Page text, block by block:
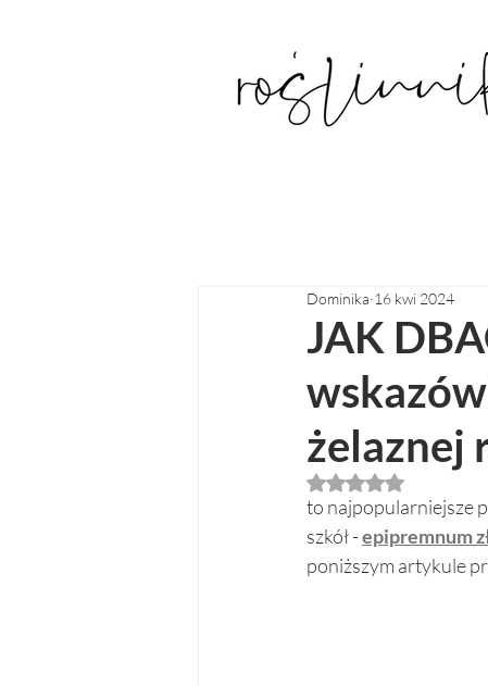
JAK
żelaznej
Dominika 16 kwi 2024
Oceniono na NaN
to najpopularniejsze
szkół - epipremnum
poniższym artykule